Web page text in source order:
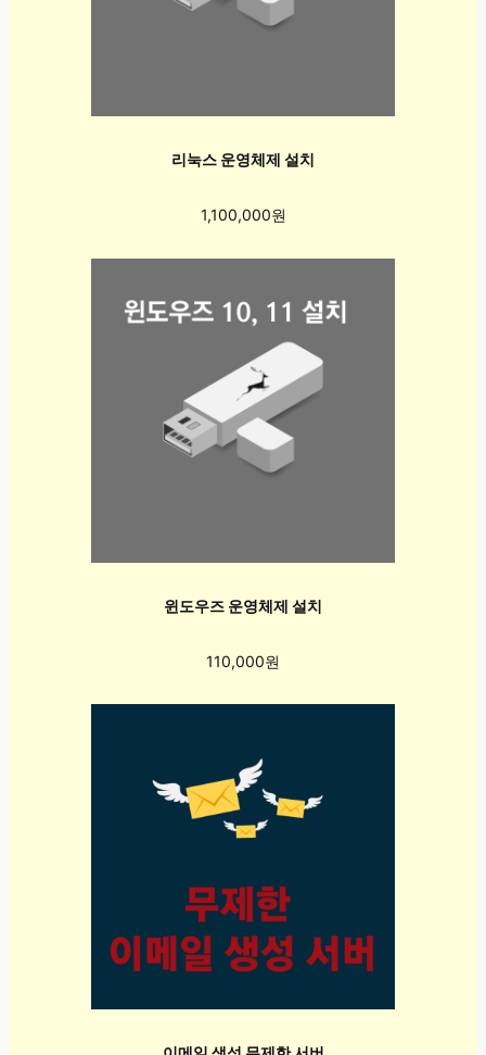
리눅스 운영체제 설치
1,100,000원
윈도우즈 운영체제 설치
110,000원